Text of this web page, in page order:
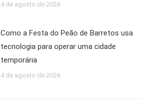
4 de agosto de 2026
Como a Festa do Peão de Barretos usa
tecnologia para operar uma cidade
temporária
4 de agosto de 2026